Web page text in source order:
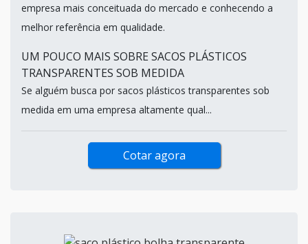
empresa mais conceituada do mercado e conhecendo a
melhor referência em qualidade.
UM POUCO MAIS SOBRE SACOS PLÁSTICOS
TRANSPARENTES SOB MEDIDA
Se alguém busca por sacos plásticos transparentes sob
medida em uma empresa altamente qual...
Cotar agora